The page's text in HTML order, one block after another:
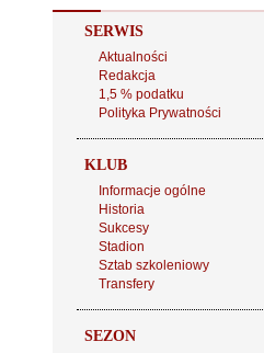
SERWIS
Aktualności
Redakcja
1,5 % podatku
Polityka Prywatności
KLUB
Informacje ogólne
Historia
Sukcesy
Stadion
Sztab szkoleniowy
Transfery
SEZON